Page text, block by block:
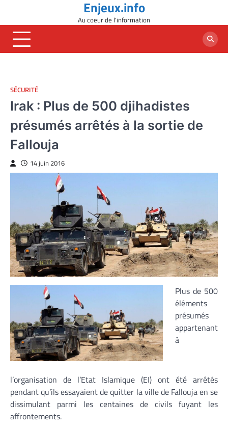
content
Enjeux.info
Au coeur de l'information
SÉCURITÉ
Irak : Plus de 500 djihadistes
présumés arrêtés à la sortie de
Fallouja
14 juin 2016
Plus de 500
éléments
présumés
appartenant
à
l’organisation de l’Etat Islamique (EI) ont été arrêtés
pendant qu’ils essayaient de quitter la ville de Fallouja en se
dissimulant parmi les centaines de civils fuyant les
affrontements.